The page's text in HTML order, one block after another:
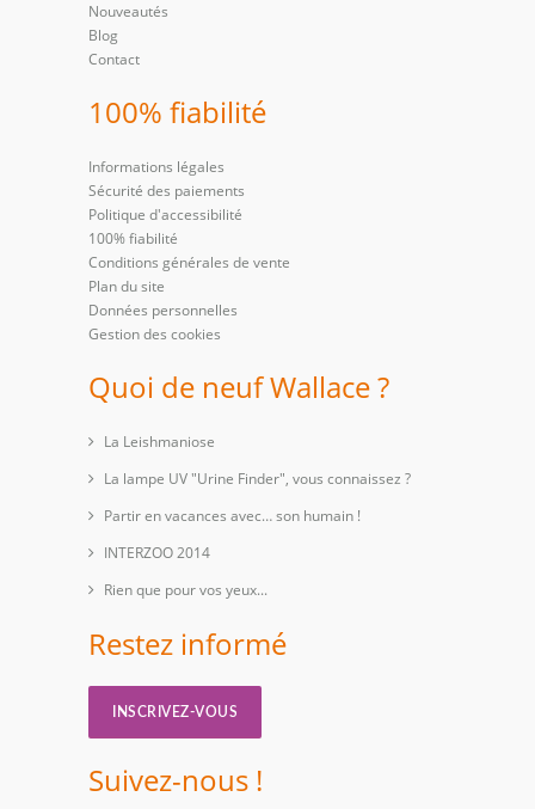
Nouveautés
Blog
Contact
100% fiabilité
Informations légales
Sécurité des paiements
Politique d'accessibilité
100% fiabilité
Conditions générales de vente
Plan du site
Données personnelles
Gestion des cookies
Quoi de neuf Wallace ?
La Leishmaniose
La lampe UV "Urine Finder", vous connaissez ?
Partir en vacances avec… son humain !
INTERZOO 2014
Rien que pour vos yeux...
Restez informé
INSCRIVEZ-VOUS
Suivez-nous !